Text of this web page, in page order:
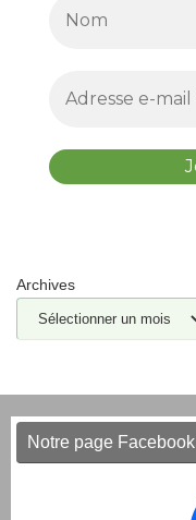
Archives
Notre page Facebook